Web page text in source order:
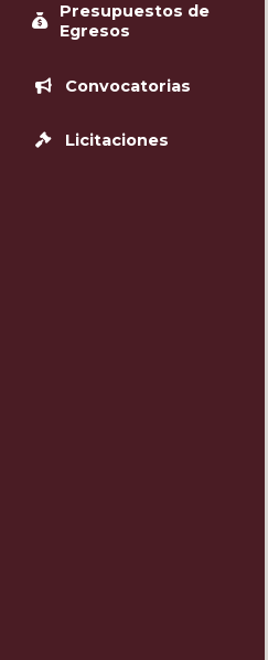
Presupuestos de
Egresos
Convocatorias
Licitaciones